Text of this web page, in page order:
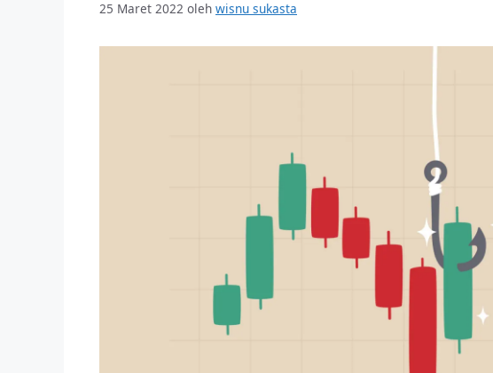
25 Maret 2022 oleh wisnu sukasta